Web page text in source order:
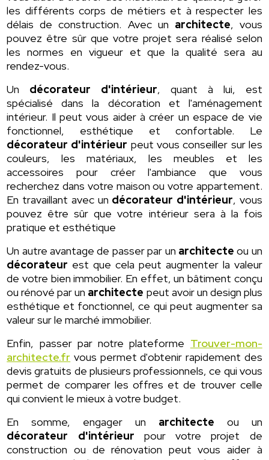
les différents corps de métiers et à respecter les
délais de construction. Avec un architecte, vous
pouvez être sûr que votre projet sera réalisé selon
les normes en vigueur et que la qualité sera au
rendez-vous.
Un décorateur d'intérieur, quant à lui, est
spécialisé dans la décoration et l'aménagement
intérieur. Il peut vous aider à créer un espace de vie
fonctionnel, esthétique et confortable. Le
décorateur d'intérieur peut vous conseiller sur les
couleurs, les matériaux, les meubles et les
accessoires pour créer l'ambiance que vous
recherchez dans votre maison ou votre appartement.
En travaillant avec un décorateur d'intérieur, vous
pouvez être sûr que votre intérieur sera à la fois
pratique et esthétique
Un autre avantage de passer par un architecte ou un
décorateur est que cela peut augmenter la valeur
de votre bien immobilier. En effet, un bâtiment conçu
ou rénové par un architecte peut avoir un design plus
esthétique et fonctionnel, ce qui peut augmenter sa
valeur sur le marché immobilier.
Enfin, passer par notre plateforme Trouver-mon-
architecte.fr vous permet d'obtenir rapidement des
devis gratuits de plusieurs professionnels, ce qui vous
permet de comparer les offres et de trouver celle
qui convient le mieux à votre budget.
En somme, engager un architecte ou un
décorateur d'intérieur pour votre projet de
construction ou de rénovation peut vous aider à